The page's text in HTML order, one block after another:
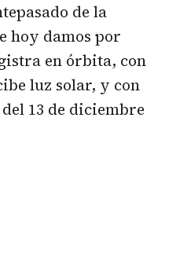
de la
hoy damos por
en órbita, con
luz solar, y con
13 de diciembre